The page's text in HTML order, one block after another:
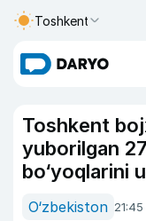
Toshkent
Toshkent
yuborilgan
bo‘yoqlarini
O‘zbekiston